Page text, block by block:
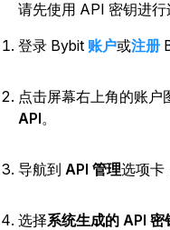
请先使用 API 密钥进行
登录 Bybit 账户或注册
点击屏幕右上角的账户
API。
导航到 API 管理选项卡
选择系统生成的 API 密